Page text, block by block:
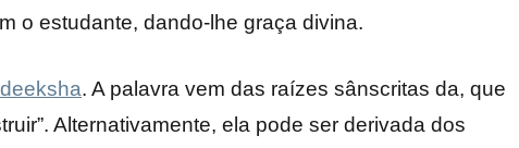
o estudante, dando-lhe graça divina.
deeksha. A palavra vem das raízes sânscritas da, que
Alternativamente, ela pode ser derivada dos